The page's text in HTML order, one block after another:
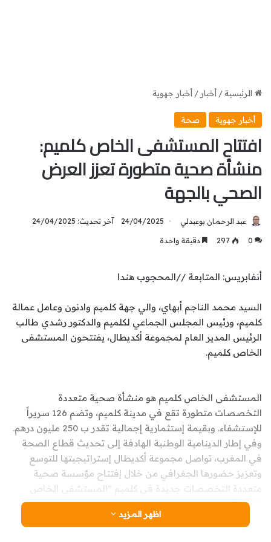
الرئيسية/ أخبار / أخبار جهوية
أخبار جهوية صحة
افتتاح المستشفى الخاص كلميم:
منشأة صحية متطورة تعزز العرض
الصحي بالجهة
عبد الرحمان بوعبدلي 24/04/2025 آخر تحديث: 24/04/2025
0
297 دقيقة واحدة
أنفابريس: المتابعة //المحجوب هندا
السيد محمد الناجم أبهاي، والي جهة كلميم وادنون وعامل عمالة
كلميم، ورئيس المجلس الجماعي لكلميم والدكتور رشدي طالب
الرئيس المدير العام لمجموعة أكديطال، يفتتحون المستشفى
الخاص كلميم.
المستشفى الخاص كلميم هو منشأة صحية متعددة
التخصصات متطورة تقع في مدينة كلميم، وتضم 126 سريراً
للإستشفاء. وبقيمة إستثمارية إجمالية تقدر ب 250 مليون درهم.
وفي إطار الدينامية الوطنية الهادفة إلى تحديث قطاع الصحة
في المغرب، تواصل مجموعة أكديطال إستراتيجيتها للتوسع
وتعزيز حضورها الجغرافي من خلال إفتتاح مؤسسة صحية
متعددة التخصصات جديدة في كلميم “المستشفى الخاص
كلميم.”
المستشفى الخاص كلميم، منشأة صحية متعددة التخصصات،
اظهر المزيد